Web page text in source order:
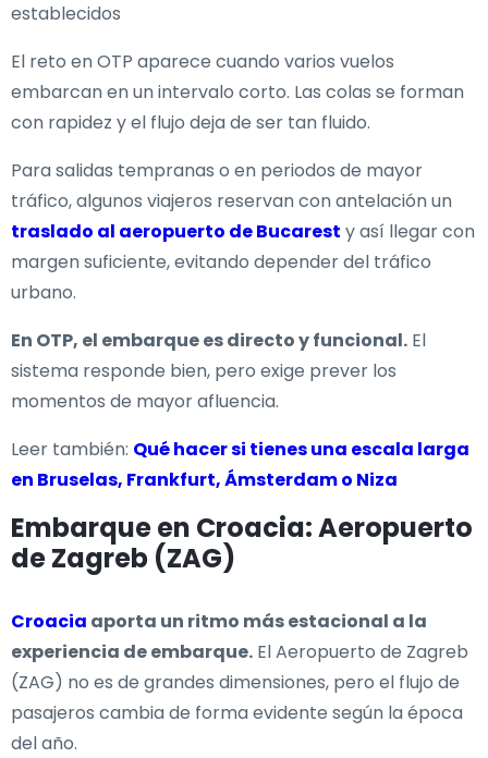
establecidos
El reto en OTP aparece cuando varios vuelos
embarcan en un intervalo corto. Las colas se forman
con rapidez y el flujo deja de ser tan fluido.
Para salidas tempranas o en periodos de mayor
tráfico, algunos viajeros reservan con antelación un
traslado al aeropuerto de Bucarest y así llegar con
margen suficiente, evitando depender del tráfico
urbano.
En OTP, el embarque es directo y funcional. El
sistema responde bien, pero exige prever los
momentos de mayor afluencia.
Leer también: Qué hacer si tienes una escala larga
en Bruselas, Frankfurt, Ámsterdam o Niza
Embarque en Croacia: Aeropuerto
de Zagreb (ZAG)
Croacia aporta un ritmo más estacional a la
experiencia de embarque. El Aeropuerto de Zagreb
(ZAG) no es de grandes dimensiones, pero el flujo de
pasajeros cambia de forma evidente según la época
del año.